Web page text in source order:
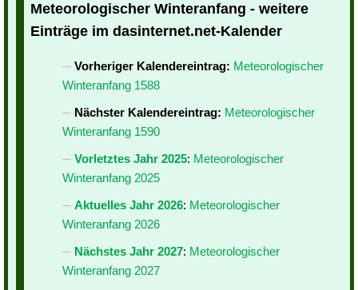
Meteorologischer Winteranfang - weitere
Einträge im dasinternet.net-Kalender
Vorheriger Kalendereintrag: Meteorologischer
Winteranfang 1588
Nächster Kalendereintrag: Meteorologischer
Winteranfang 1590
Vorletztes Jahr 2025: Meteorologischer
Winteranfang 2025
Aktuelles Jahr 2026: Meteorologischer
Winteranfang 2026
Nächstes Jahr 2027: Meteorologischer
Winteranfang 2027